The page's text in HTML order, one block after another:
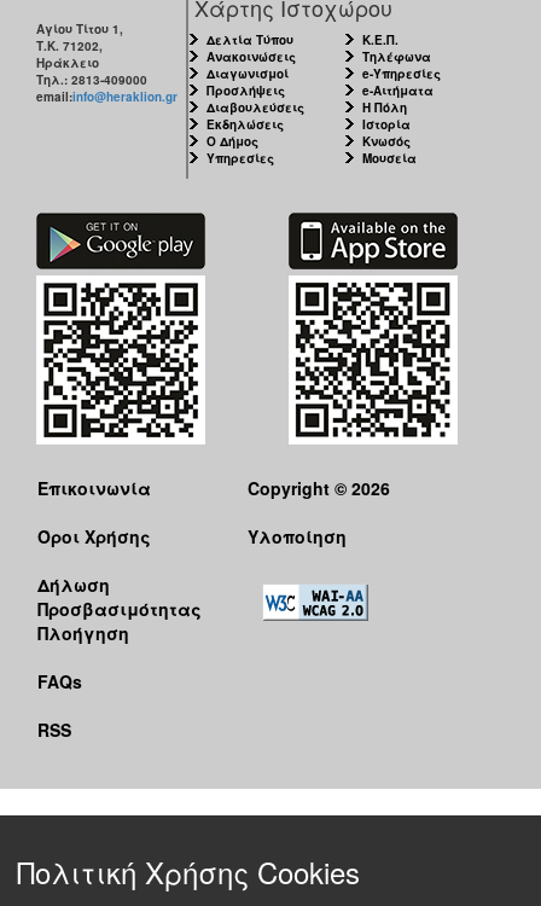
Αγίου Τίτου 1,
Τ.Κ. 71202,
Ηράκλειο
Τηλ.: 2813-409000
email:info@heraklion.gr
Χάρτης Ιστοχώρου
Δελτία Τύπου
Ανακοινώσεις
Διαγωνισμοί
Προσλήψεις
Διαβουλεύσεις
Εκδηλώσεις
Ο Δήμος
Υπηρεσίες
Κ.Ε.Π.
Τηλέφωνα
e-Υπηρεσίες
e-Αιτήματα
Η Πόλη
Ιστορία
Κνωσός
Μουσεία
Επικοινωνία
Όροι Χρήσης
Δήλωση
Προσβασιμότητας
Πλοήγηση
FAQs
RSS
Copyright © 2026
Υλοποίηση
Πολιτική Χρήσης Cookies